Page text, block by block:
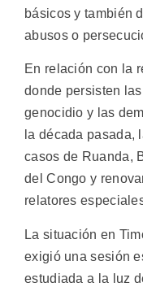
básicos y también
abusos o
En relación con la
donde persisten
genocidio y las
la década pasada,
casos de Ruanda,
del Congo y
relatores
La situación en
exigió una sesión
estudiada a la luz